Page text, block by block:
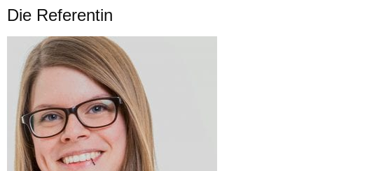
Die Referentin